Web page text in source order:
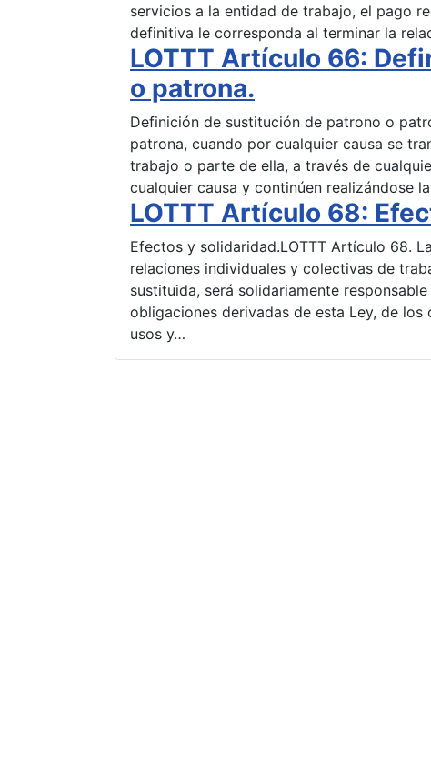
servicios a la entidad de trabajo, el pago
definitiva le corresponda al terminar la
LOTTT Artículo 66:
o patrona.
Definición de sustitución de patrono o
patrona, cuando por cualquier causa se
trabajo o parte de ella, a través de
cualquier causa y continúen realizándose
LOTTT Artículo 68:
Efectos y solidaridad.LOTTT Artículo 68.
relaciones individuales y colectivas de
sustituida, será solidariamente
obligaciones derivadas de esta Ley, de
usos y…